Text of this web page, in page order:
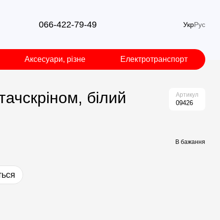
066-422-79-49 УкрРус
Аксесуари, різне Електротранспорт
білий Артикул
09426
В бажання